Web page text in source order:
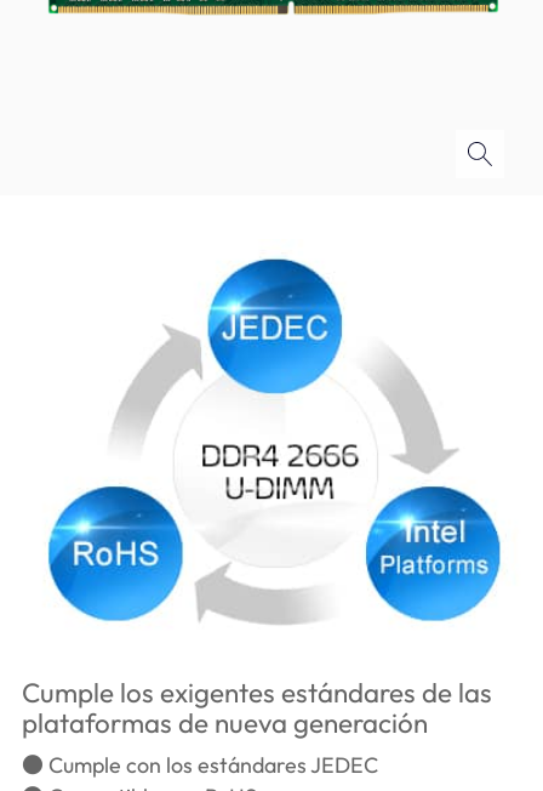
Cumple los exigentes estándares de las
plataformas de nueva generación
● Cumple con los estándares JEDEC